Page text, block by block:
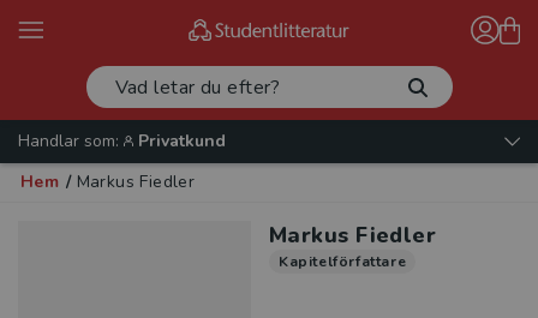
Handlar som:
Privatkund
Hem / Markus Fiedler
Markus Fiedler
Kapitelförfattare